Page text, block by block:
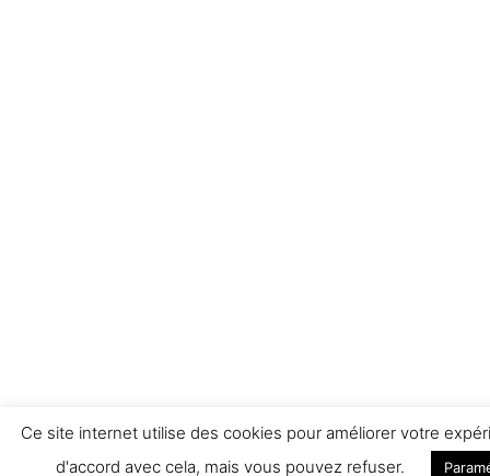
Ce site internet utilise des cookies pour améliorer votre
d'accord avec cela, mais vous pouvez refuser.